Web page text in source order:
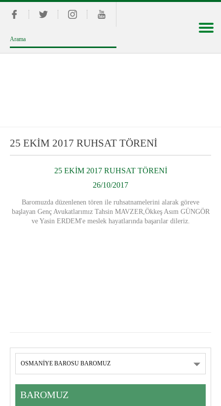
25 EKİM 2017 RUHSAT TÖRENİ
25 EKİM 2017 RUHSAT TÖRENİ
26/10/2017
Baromuzda düzenlenen tören ile ruhsatnamelerini alarak göreve
başlayan Genç Avukatlarımız Tahsin MAVZER,Ökkeş Asım GÜNGÖR
ve Yasin ERDEM'e meslek hayatlarında başarılar dileriz.
BAROMUZ